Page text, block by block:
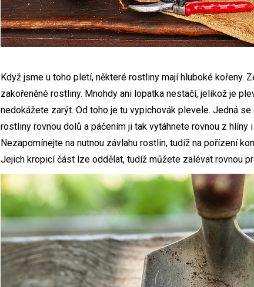
Když jsme u toho pletí, některé rostliny mají hluboké kořeny.
zakořeněné rostliny. Mnohdy ani lopatka nestačí, jelikož je
nedokážete zarýt. Od toho je tu vypichovák plevele. Jedná
rostliny rovnou dolů a páčením ji tak vytáhnete rovnou z hlíny
Nezapomínejte na nutnou závlahu rostlin, tudíž na pořízení
Jejich kropicí část lze oddělat, tudíž můžete zalévat rovnou